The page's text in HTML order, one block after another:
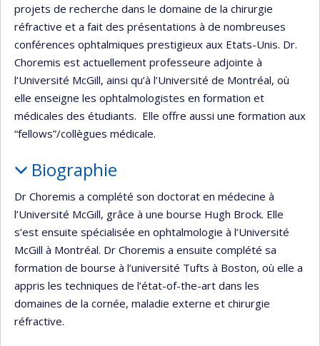
projets de recherche dans le domaine de la chirurgie
réfractive et a fait des présentations à de nombreuses
conférences ophtalmiques prestigieux aux Etats-Unis. Dr.
Choremis est actuellement professeure adjointe à
l’Université McGill, ainsi qu’à l’Université de Montréal, où
elle enseigne les ophtalmologistes en formation et
médicales des étudiants. Elle offre aussi une formation aux
“fellows”/collègues médicale.
Biographie
Dr Choremis a complété son doctorat en médecine à
l’Université McGill, grâce à une bourse Hugh Brock. Elle
s’est ensuite spécialisée en ophtalmologie à l’Université
McGill à Montréal. Dr Choremis a ensuite complété sa
formation de bourse à l’université Tufts à Boston, où elle a
appris les techniques de l’état-of-the-art dans les
domaines de la cornée, maladie externe et chirurgie
réfractive.